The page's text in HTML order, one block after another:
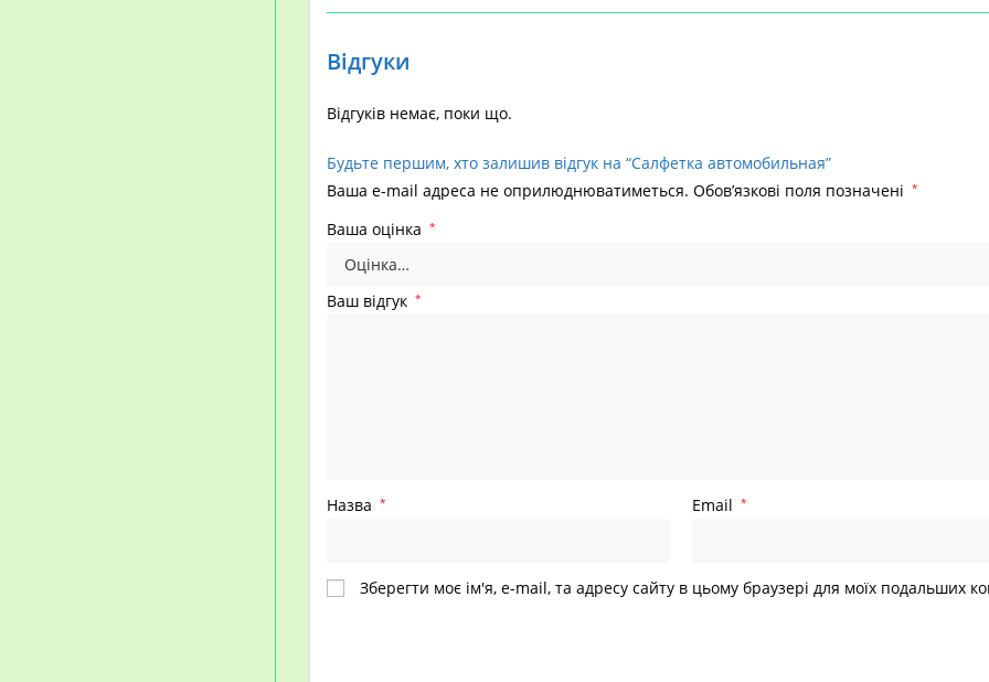
Відгуки
Відгуків немає, поки що.
Будьте першим, хто залишив відгук на “Салфетка автомобильная”
Ваша e-mail адреса не оприлюднюватиметься. Обов’язкові поля позначені *
Ваша оцінка *
Ваш відгук *
Назва * Email *
Зберегти моє ім'я, e-mail, та адресу сайту в цьому браузері для моїх подальших